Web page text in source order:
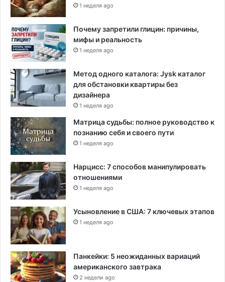
1 неделя ago
Почему запретили глицин: причины,
мифы и реальность
1 неделя ago
Метод одного каталога: Jysk каталог
для обстановки квартиры без
дизайнера
1 неделя ago
Матрица судьбы: полное руководство к
познанию себя и своего пути
1 неделя ago
Нарцисс: 7 способов манипулировать
отношениями
1 неделя ago
Усыновление в США: 7 ключевых этапов
1 неделя ago
Панкейки: 5 неожиданных вариаций
американского завтрака
2 недели ago